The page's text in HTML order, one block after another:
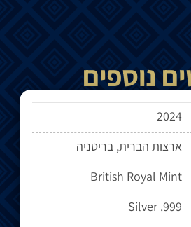
נוספים
2024
ארצות הברית, בריטניה
British Royal Mint
Silver .999